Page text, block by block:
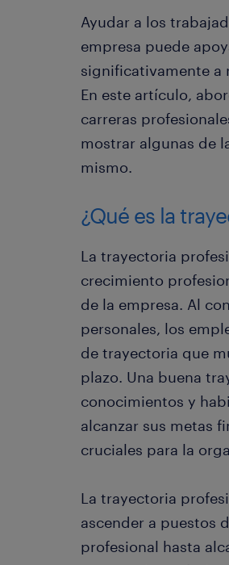
Ayudar a los
empresa puede
significativamente a
En este artículo,
carreras
mostrar algunas de
mismo.
¿Qué es la
La trayectoria
crecimiento
de la empresa. Al
personales, los
de trayectoria que
plazo. Una buena
conocimientos y
alcanzar sus metas
cruciales para la
La trayectoria
ascender a puestos
profesional hasta